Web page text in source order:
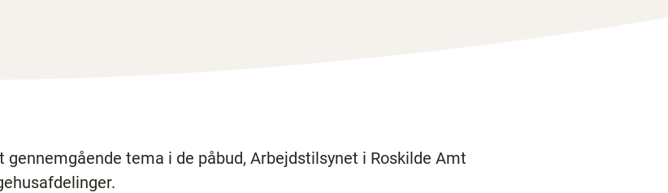
tema i de påbud, Arbejdstilsynet i Roskilde Amt